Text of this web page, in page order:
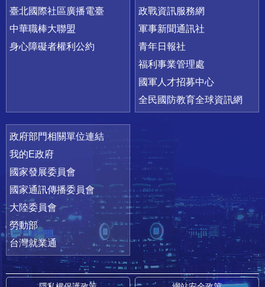
臺北國際社區廣播電臺
中華職棒大聯盟
身心障礙者權利公約
政戰資訊服務網
軍事新聞通訊社
青年日報社
福利事業管理處
國軍人才招募中心
全民國防教育全球資訊網
政府部門相關單位連結
我的E政府
國家發展委員會
國家通訊傳播委員會
大陸委員會
勞動部
台灣就業通